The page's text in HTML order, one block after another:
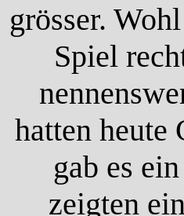
grösser.
Spiel
hatten heute
gab es
zeigten